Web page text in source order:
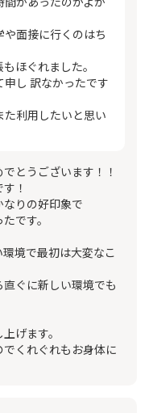
面接に行くのはち
ほぐれました。
し 訳なかったです
利用したいと思い
とうございます！！
！
りの好印象で
です。
境で最初は大変なこ
ぐに新しい環境でも
げます。
くれぐれもお身体に